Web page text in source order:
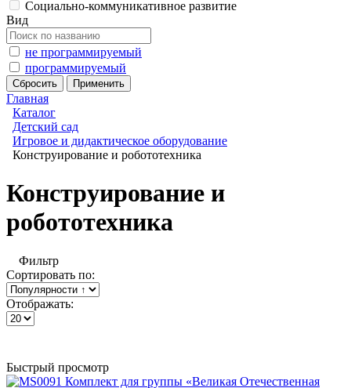
Социально-коммуникативное развитие
Вид
не программируемый
программируемый
Главная
Каталог
Детский сад
Игровое и дидактическое оборудование
Конструирование и робототехника
Конструирование и
робототехника
Фильтр
Сортировать по:
Отображать:
Быстрый просмотр